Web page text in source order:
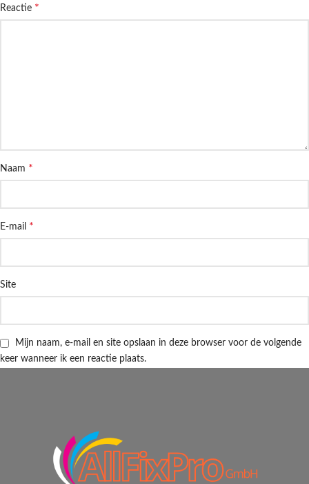
Reactie *
Naam *
E-mail *
Site
Mijn naam, e-mail en site opslaan in deze browser voor de volgende
keer wanneer ik een reactie plaats.